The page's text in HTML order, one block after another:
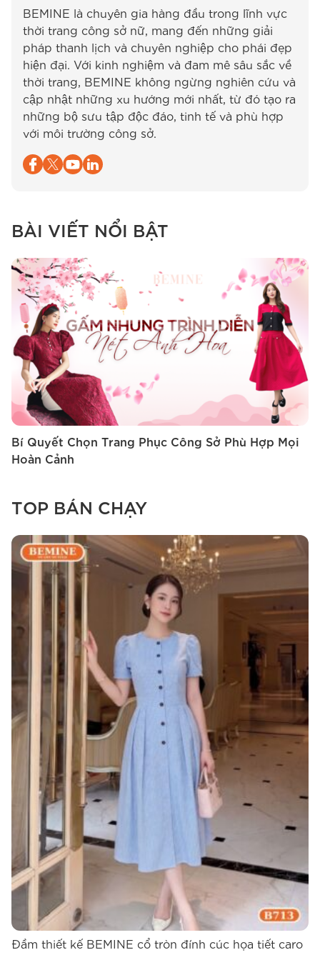
BEMINE là chuyên gia hàng đầu trong lĩnh vực
thời trang công sở nữ, mang đến những giải
pháp thanh lịch và chuyên nghiệp cho phái đẹp
hiện đại. Với kinh nghiệm và đam mê sâu sắc về
thời trang, BEMINE không ngừng nghiên cứu và
cập nhật những xu hướng mới nhất, từ đó tạo ra
những bộ sưu tập độc đáo, tinh tế và phù hợp
với môi trường công sở.
BÀI VIẾT NỔI BẬT
Bí Quyết Chọn Trang Phục Công Sở Phù Hợp Mọi
Hoàn Cảnh
TOP BÁN CHẠY
Đầm thiết kế BEMINE cổ tròn đính cúc họa tiết caro